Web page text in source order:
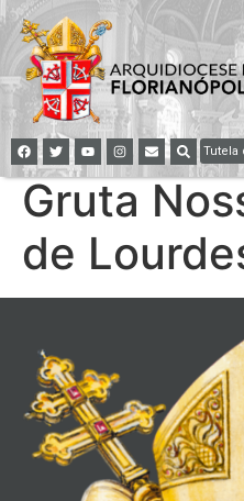
Tutela
Gruta
de